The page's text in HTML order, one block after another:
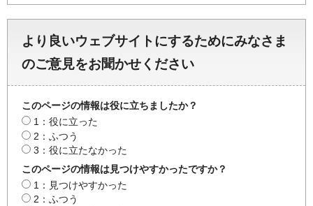
より良いウェブサイトにするためにみなさま
のご意見をお聞かせください
このページの情報は役に立ちましたか？
1：役に立った
2：ふつう
3：役に立たなかった
このページの情報は見つけやすかったですか？
1：見つけやすかった
2：ふつう